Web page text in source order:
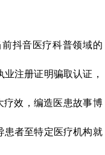
抖音医疗科普领域的
注册证明骗取认证，
疗效，编造医患故事博
患者至特定医疗机构就